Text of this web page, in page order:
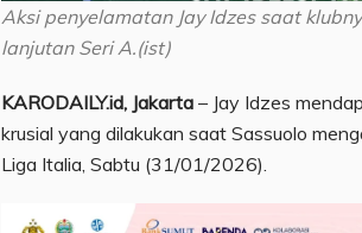
Aksi penyelamatan Jay Idzes saat
lanjutan Seri A.(ist)
KARODAILY.id, Jakarta – Jay Idzes
krusial yang dilakukan saat Sassuolo
Liga Italia, Sabtu (31/01/2026).